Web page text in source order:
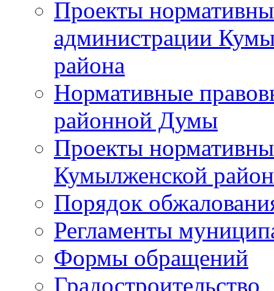
Проекты
администрации
района
Нормативные
районной Думы
Проекты
Кумылженской
Порядок
Регламенты
Формы обращений
Градостроительство